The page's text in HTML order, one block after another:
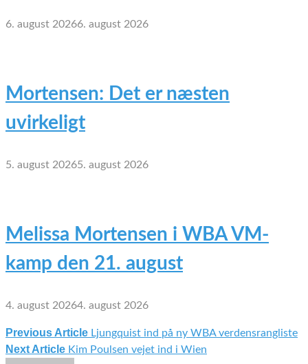
6. august 20266. august 2026
Mortensen: Det er næsten
uvirkeligt
5. august 20265. august 2026
Melissa Mortensen i WBA VM-
kamp den 21. august
4. august 20264. august 2026
Indlægsnavigation
Previous Article Ljungquist ind på ny WBA verdensrangliste
Next Article Kim Poulsen vejet ind i Wien